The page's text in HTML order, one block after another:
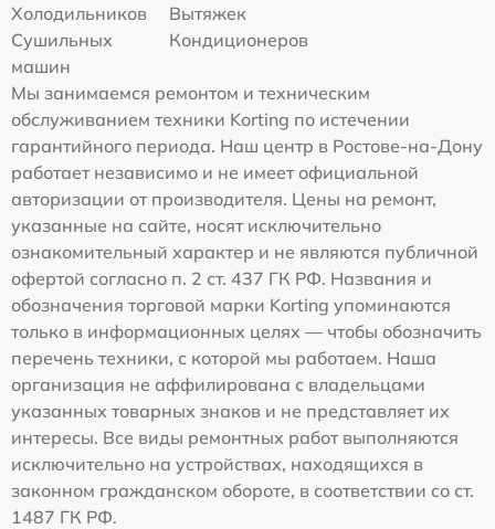
Холодильников
Вытяжек
Сушильных
машин
Кондиционеров
Мы занимаемся ремонтом и техническим
обслуживанием техники Korting по истечении
гарантийного периода. Наш центр в Ростове-на-Дону
работает независимо и не имеет официальной
авторизации от производителя. Цены на ремонт,
указанные на сайте, носят исключительно
ознакомительный характер и не являются публичной
офертой согласно п. 2 ст. 437 ГК РФ. Названия и
обозначения торговой марки Korting упоминаются
только в информационных целях — чтобы обозначить
перечень техники, с которой мы работаем. Наша
организация не аффилирована с владельцами
указанных товарных знаков и не представляет их
интересы. Все виды ремонтных работ выполняются
исключительно на устройствах, находящихся в
законном гражданском обороте, в соответствии со ст.
1487 ГК РФ.